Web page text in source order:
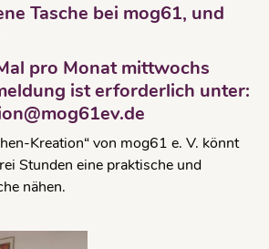
Tasche bei mog61, und
pro Monat mittwochs
ist erforderlich unter:
Kreation“ von mog61 e. V. könnt
Stunden eine praktische und
nähen.